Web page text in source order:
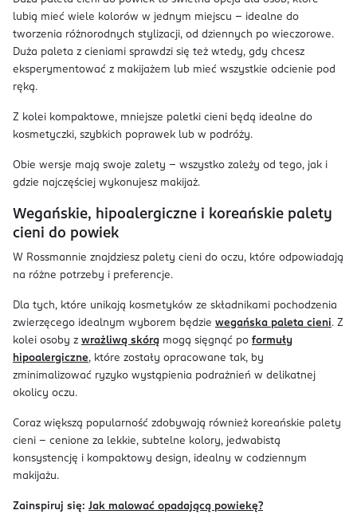
lubią mieć wiele kolorów w jednym miejscu – idealne do
tworzenia różnorodnych stylizacji, od dziennych po wieczorowe.
Duża paleta z cieniami sprawdzi się też wtedy, gdy chcesz
eksperymentować z makijażem lub mieć wszystkie odcienie pod
ręką.
Z kolei kompaktowe, mniejsze paletki cieni będą idealne do
kosmetyczki, szybkich poprawek lub w podróży.
Obie wersje mają swoje zalety – wszystko zależy od tego, jak i
gdzie najczęściej wykonujesz makijaż.
Wegańskie, hipoalergiczne i koreańskie palety
cieni do powiek
W Rossmannie znajdziesz palety cieni do oczu, które odpowiadają
na różne potrzeby i preferencje.
Dla tych, które unikają kosmetyków ze składnikami pochodzenia
zwierzęcego idealnym wyborem będzie wegańska paleta cieni. Z
kolei osoby z wrażliwą skórą mogą sięgnąć po formuły
hipoalergiczne, które zostały opracowane tak, by
zminimalizować ryzyko wystąpienia podrażnień w delikatnej
okolicy oczu.
Coraz większą popularność zdobywają również koreańskie palety
cieni – cenione za lekkie, subtelne kolory, jedwabistą
konsystencję i kompaktowy design, idealny w codziennym
makijażu.
Zainspiruj się: Jak malować opadającą powiekę?